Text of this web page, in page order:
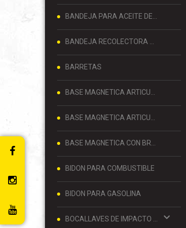
BARRETAS
BIDON PARA COMBUSTIBLE
BIDON PARA GASOLINA